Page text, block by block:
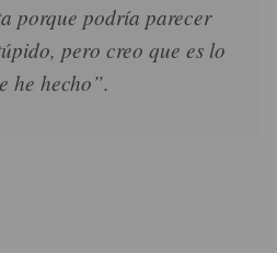
porque podría parecer
pero creo que es lo
he hecho”.